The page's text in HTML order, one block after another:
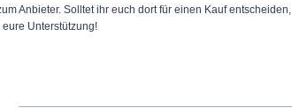
Anbieter. Solltet ihr euch dort für einen Kauf entscheiden,
Unterstützung!